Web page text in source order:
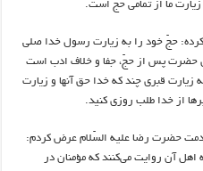
زيارت ما از تمامى حجّ است.
كرده: حجّ خود را به زيارت رسول خدا صلى
آن حضرت پس از حجّ‏، جفا و خلاف ادب است
زيارت قبرى چند كه خدا حق آنها و زيارت
از خدا طلب روزى كنيد.
حضرت‏ رضا عليه السّلام عرض كردم:
آن روايت می‌‏كنند كه مؤمنان در